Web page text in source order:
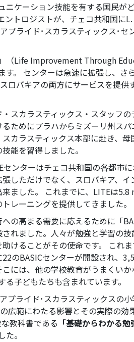
ケーション技能を有する国民が
トロジストが、チェコ共和国に
プライド･スカラスティックス･セ
（Life Improvement Through
す。 センターは急速に拡張し、さ
ロバキアの両方にサービスを提供
スカラスティックス・スタッフ
るためにプラハからミズーリ州ス
スカラスティックス本部に赴き、
能を習得しました。
センターはチェコ共和国の各都市
張しただけでなく、スロバキア、
ました。 これまでに、LITEは5.8
レーニングを提供してきました。
の高まる需要に応えるために「
れました。人々が勉強と学習の
助けることがその使命です。 これ
22のBASICセンターが開設され、
こには、他の学校教育がうまくい
子どもたちも含まれています。
ライド･スカラスティックスの小
広範にわたる影響とその実際の効
教科書である 「基礎からわかる勉
。